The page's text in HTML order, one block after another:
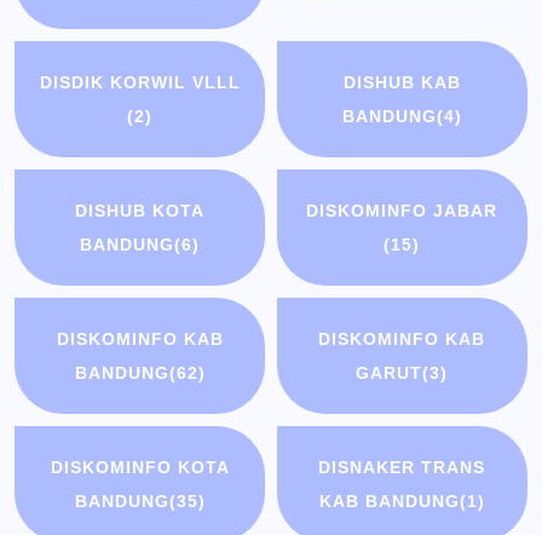
DISDIK KORWIL VLLL
(2)
DISHUB KAB
BANDUNG(4)
DISHUB KOTA
BANDUNG(6)
DISKOMINFO JABAR
(15)
DISKOMINFO KAB
BANDUNG(62)
DISKOMINFO KAB
GARUT(3)
DISKOMINFO KOTA
BANDUNG(35)
DISNAKER TRANS
KAB BANDUNG(1)